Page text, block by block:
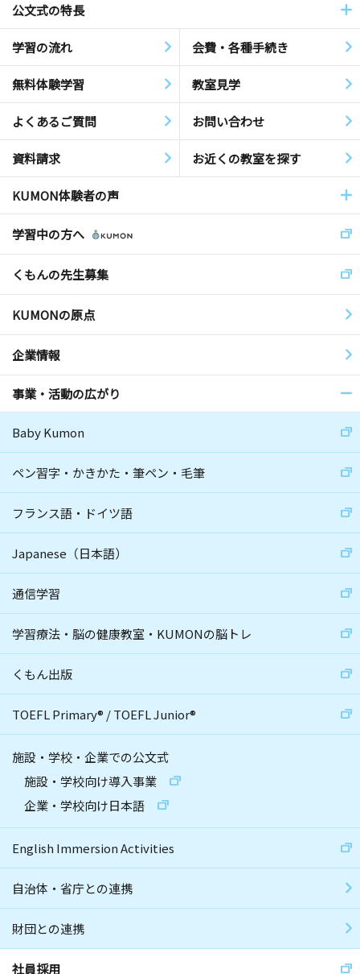
公文式の特長
学習の流れ 会費・各種手続き
無料体験学習 教室見学
よくあるご質問 お問い合わせ
資料請求 お近くの教室を探す
KUMON体験者の声
学習中の方へ
くもんの先生募集
KUMONの原点
企業情報
事業・活動の広がり
Baby Kumon
ペン習字・かきかた・筆ペン・毛筆
フランス語・ドイツ語
Japanese（日本語）
通信学習
学習療法・脳の健康教室・KUMONの脳トレ
くもん出版
TOEFL Primary® /TOEFL Junior®
施設・学校・企業での公文式
施設・学校向け導入事業
企業・学校向け日本語
English Immersion Activities
自治体・省庁との連携
財団との連携
社員採用